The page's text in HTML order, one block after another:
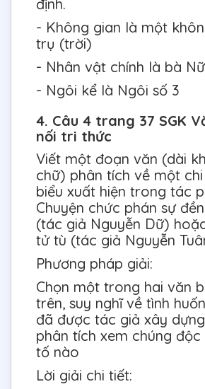
định.
- Không gian là một
trụ (trời)
- Nhân vật chính là bà
- Ngôi kể là Ngôi số 3
4. Câu 4 trang 37 SGK
nối tri thức
Viết một đoạn văn (dài
chữ) phân tích về một
biểu xuất hiện trong tác
Chuyện chức phán sự
(tác giả Nguyễn Dữ)
tử tù (tác giả Nguyễn
Phương pháp giải:
Chọn một trong hai văn
trên, suy nghĩ về tình
đã được tác giả xây
phân tích xem chúng
tố nào
Lời giải chi tiết: